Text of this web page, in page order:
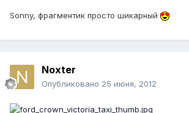
Sonny, фрагментик просто шикарный
Noxter
Опубликовано 25 июня, 2012